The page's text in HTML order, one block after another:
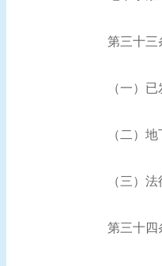
第三十三
（一）
（二）
（三）
第三十四